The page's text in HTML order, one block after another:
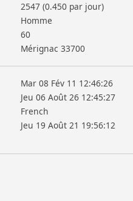
2547 (0.450 par jour)
Homme
60
Mérignac 33700
Mar 08 Fév 11 12:46:26
Jeu 06 Août 26 12:45:27
French
Jeu 19 Août 21 19:56:12